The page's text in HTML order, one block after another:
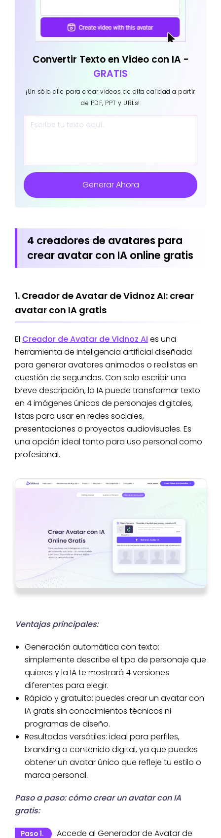
Convertir Texto en Video con IA -
GRATIS
¡Un sólo clic para crear videos de alta calidad a partir
de PDF, PPT y URLs!
Generar Ahora
4 creadores de avatares para
crear avatar con IA online gratis
1. Creador de Avatar de Vidnoz AI: crear
avatar con IA gratis
El Creador de Avatar de Vidnoz AI es una
herramienta de inteligencia artificial diseñada
para generar avatares animados o realistas en
cuestión de segundos. Con solo escribir una
breve descripción, la IA puede transformar texto
en 4 imágenes únicas de personajes digitales,
listas para usar en redes sociales,
presentaciones o proyectos audiovisuales. Es
una opción ideal tanto para uso personal como
profesional.
Ventajas principales:
Generación automática con texto:
simplemente describe el tipo de personaje que
quieres y la IA te mostrará 4 versiones
diferentes para elegir.
Rápido y gratuito: puedes crear un avatar con
IA gratis sin conocimientos técnicos ni
programas de diseño.
Resultados versátiles: ideal para perfiles,
branding o contenido digital, ya que puedes
obtener un avatar único que refleje tu estilo o
marca personal.
Paso a paso: cómo crear un avatar con IA
gratis:
Paso 1.
Accede al Generador de Avatar de